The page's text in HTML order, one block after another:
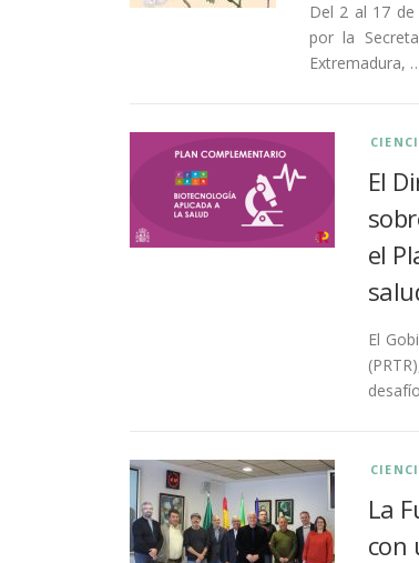
Del 2 al 17 de
por la
Extremadura,
El
el
El
La
con